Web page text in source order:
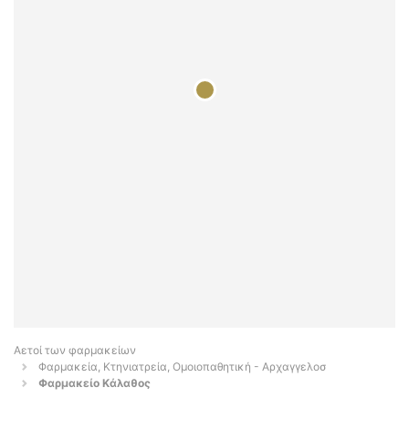
Αετοί των φαρμακείων
Φαρμακεία, Κτηνιατρεία, Ομοιοπαθητική - Αρχαγγελοσ
Φαρμακείο Κάλαθος